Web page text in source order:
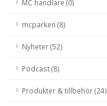
MC handlare (0)
mcparken (8)
Nyheter (52)
Podcast (8)
Produkter & tillbehör (24)